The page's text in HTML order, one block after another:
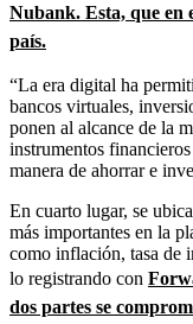
Nubank. Esta, que en
país.
“La era digital ha
bancos virtuales,
ponen al alcance de la
instrumentos
manera de ahorrar e
En cuarto lugar, se
más importantes en la
como inflación, tasa de
lo registrando con
dos partes se